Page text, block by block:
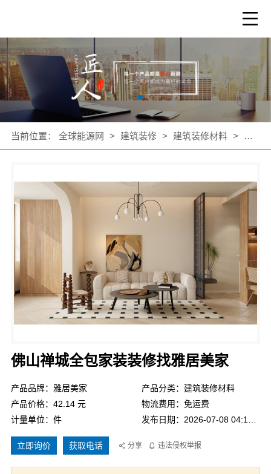
当前位置： 全球能源网 > 建筑装修 > 建筑装修材料 > 公司
佛山禅城全包家装装修找雅居美家
产品品牌：雅居美家
产品分类：建筑装修材料
产品价格：42.14 元
物流费用：免运费
计量单位：件
立即询价 获取电话 分享 违法侵权举报